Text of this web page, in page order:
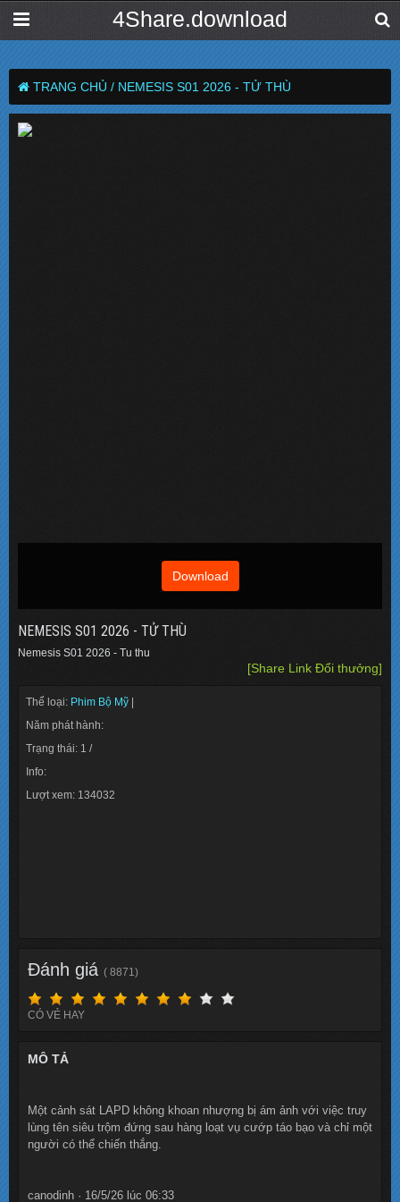
4Share.download
TRANG CHỦ / NEMESIS S01 2026 - TỬ THÙ
Download
NEMESIS S01 2026 - TỬ THÙ
Nemesis S01 2026 - Tu thu
[Share Link Đổi thưởng]
Thể loại: Phim Bộ Mỹ
Năm phát hành:
Trạng thái: 1 /
Info:
Lượt xem: 134032
Đánh giá ( 8871)
CÓ VẺ HAY
MÔ TẢ
Một cảnh sát LAPD không khoan nhượng bị ám ảnh với việc truy
lùng tên siêu trộm đứng sau hàng loạt vụ cướp táo bạo và chỉ một
người có thể chiến thắng.
canodinh · 16/5/26 lúc 06:33